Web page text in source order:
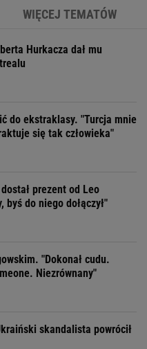
WIĘCEJ TEMATÓW
Hurkacza dał mu
do ekstraklasy. "Turcja mnie
się tak człowieka"
prezent od Leo
byś do niego dołączył"
"Dokonał cudu.
Niezrównany"
skandalista powrócił